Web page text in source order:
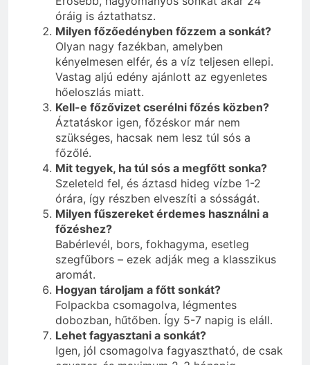
óráig is áztathatsz.
Milyen főzőedényben főzzem a sonkát?
Olyan nagy fazékban, amelyben
kényelmesen elfér, és a víz teljesen ellepi.
Vastag aljú edény ajánlott az egyenletes
hőeloszlás miatt.
Kell-e főzővizet cserélni főzés közben?
Áztatáskor igen, főzéskor már nem
szükséges, hacsak nem lesz túl sós a
főzőlé.
Mit tegyek, ha túl sós a megfőtt sonka?
Szeleteld fel, és áztasd hideg vízbe 1-2
órára, így részben elveszíti a sósságát.
Milyen fűszereket érdemes használni a
főzéshez?
Babérlevél, bors, fokhagyma, esetleg
szegfűbors – ezek adják meg a klasszikus
aromát.
Hogyan tároljam a főtt sonkát?
Folpackba csomagolva, légmentes
dobozban, hűtőben. Így 5-7 napig is eláll.
Lehet fagyasztani a sonkát?
Igen, jól csomagolva fagyasztható, de csak